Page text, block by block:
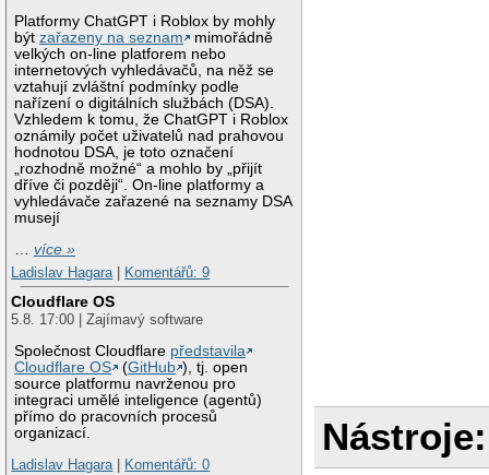
Platformy ChatGPT i Roblox by mohly
býtzařazeny na seznam
mimořádně
velkých on-line platforem nebo
internetových vyhledávačů, na něž se
vztahují zvláštní podmínky podle
nařízení o digitálních službách (DSA).
Vzhledem k tomu, že ChatGPT i Roblox
oznámily počet uživatelů nad prahovou
hodnotou DSA, je toto označení
„rozhodně možné“ a mohlo by „přijít
dříve či později“. On-line platformy a
vyhledávače zařazené na seznamy DSA
musejí
…více »
Ladislav Hagara| Komentářů: 9
Cloudflare OS
5.8. 17:00 | Zajímavý software
Společnost Cloudflare představila
Cloudflare OS
(GitHub ), tj. open
source platformu navrženou pro
integraci umělé inteligence (agentů)
přímo do pracovních procesů
organizací.
Ladislav Hagara| Komentářů: 0
Nástroje: